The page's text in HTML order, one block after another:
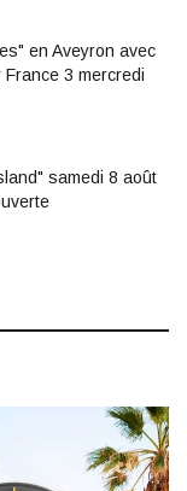
en Aveyron avec
3 mercredi
samedi 8 août